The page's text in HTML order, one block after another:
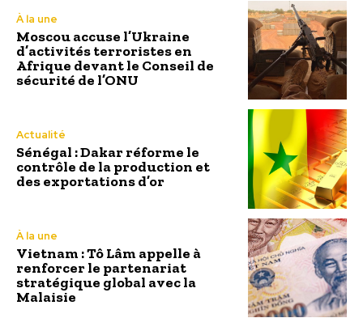
À la une
Moscou accuse l’Ukraine
d’activités terroristes en
Afrique devant le Conseil de
sécurité de l’ONU
Actualité
Sénégal : Dakar réforme le
contrôle de la production et
des exportations d’or
À la une
Vietnam : Tô Lâm appelle à
renforcer le partenariat
stratégique global avec la
Malaisie